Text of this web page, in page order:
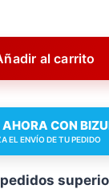
al carrito
CON
EL ENVÍO DE TU PEDIDO